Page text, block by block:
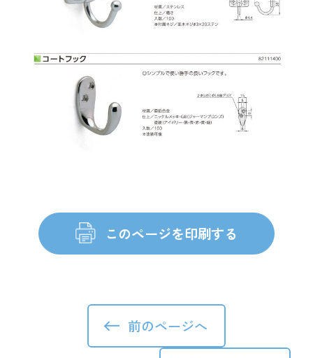
前のページへ